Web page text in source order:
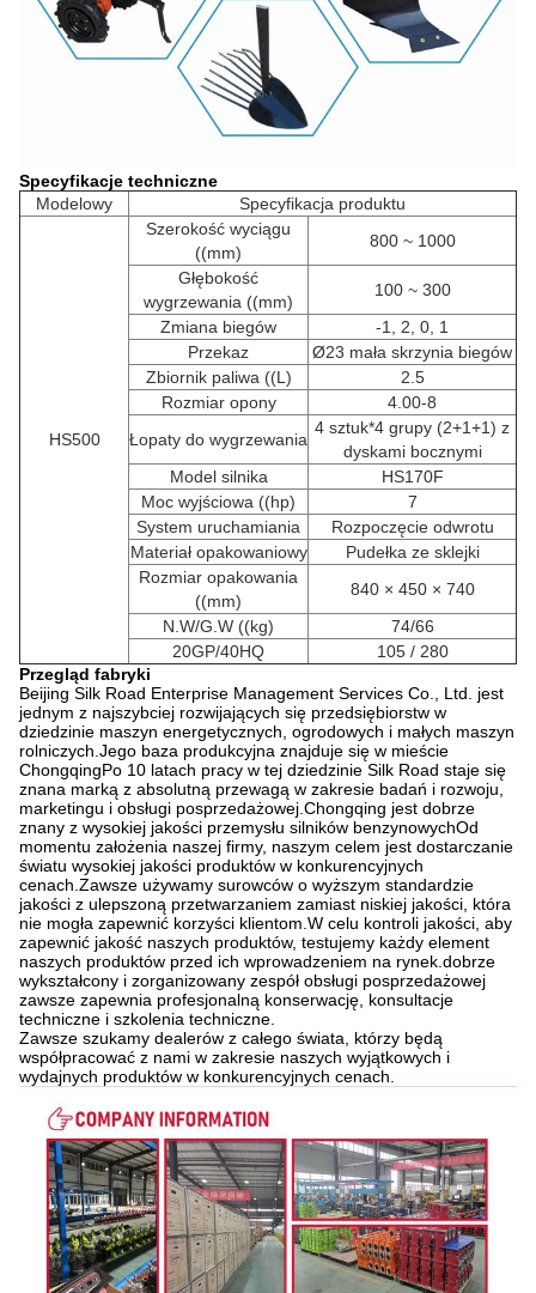
Specyfikacje techniczne
Modelowy
Specyfikacja produktu
HS500
Szerokość wyciągu
((mm)
800 ~ 1000
Głębokość
wygrzewania ((mm)
100 ~ 300
Zmiana biegów
-1, 2, 0, 1
Przekaz
Ø23 mała skrzynia biegów
Zbiornik paliwa ((L)
2.5
Rozmiar opony
4.00-8
Łopaty do wygrzewania
4 sztuk*4 grupy (2+1+1) z
dyskami bocznymi
Model silnika
HS170F
Moc wyjściowa ((hp)
7
System uruchamiania
Rozpoczęcie odwrotu
Materiał opakowaniowy
Pudełka ze sklejki
Rozmiar opakowania
((mm)
840 × 450 × 740
N.W/G.W ((kg)
74/66
20GP/40HQ
105 / 280
Przegląd fabryki
Beijing Silk Road Enterprise Management Services Co., Ltd. jest
jednym z najszybciej rozwijających się przedsiębiorstw w
dziedzinie maszyn energetycznych, ogrodowych i małych maszyn
rolniczych.Jego baza produkcyjna znajduje się w mieście
ChongqingPo 10 latach pracy w tej dziedzinie Silk Road staje się
znana marką z absolutną przewagą w zakresie badań i rozwoju,
marketingu i obsługi posprzedażowej.Chongqing jest dobrze
znany z wysokiej jakości przemysłu silników benzynowychOd
momentu założenia naszej firmy, naszym celem jest dostarczanie
światu wysokiej jakości produktów w konkurencyjnych
cenach.Zawsze używamy surowców o wyższym standardzie
jakości z ulepszoną przetwarzaniem zamiast niskiej jakości, która
nie mogła zapewnić korzyści klientom.W celu kontroli jakości, aby
zapewnić jakość naszych produktów, testujemy każdy element
naszych produktów przed ich wprowadzeniem na rynek.dobrze
wykształcony i zorganizowany zespół obsługi posprzedażowej
zawsze zapewnia profesjonalną konserwację, konsultacje
techniczne i szkolenia techniczne.
Zawsze szukamy dealerów z całego świata, którzy będą
współpracować z nami w zakresie naszych wyjątkowych i
wydajnych produktów w konkurencyjnych cenach.